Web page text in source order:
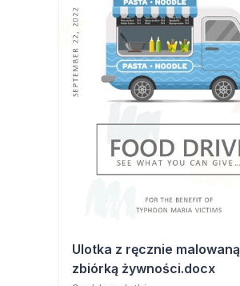
Ulotka z ręcznie malowaną
zbiórką żywności.docx